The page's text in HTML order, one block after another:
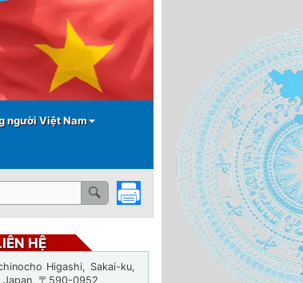
người Việt Nam
HỆ
Higashi, Sakai-ku,
Japan, 〒590-0952